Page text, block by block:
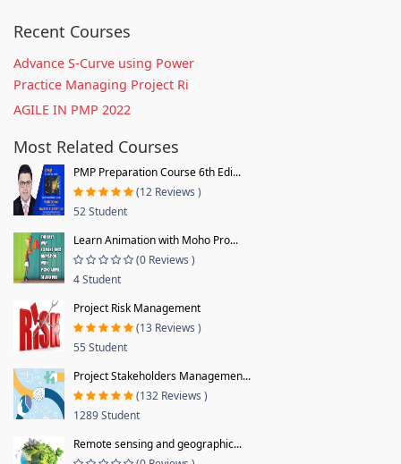
Recent Courses
Advance S-Curve using Power
Practice Managing Project Ri
AGILE IN PMP 2022
Most Related Courses
PMP Preparation Course 6th Edi...
(12 Reviews )
52 Student
Learn Animation with Moho Pro...
(0 Reviews )
4 Student
Project Risk Management
(13 Reviews )
55 Student
Project Stakeholders Managemen...
(132 Reviews )
1289 Student
Remote sensing and geographic...